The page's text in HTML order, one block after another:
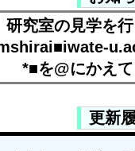
研究室の見学を
*■を@にかえ
更新